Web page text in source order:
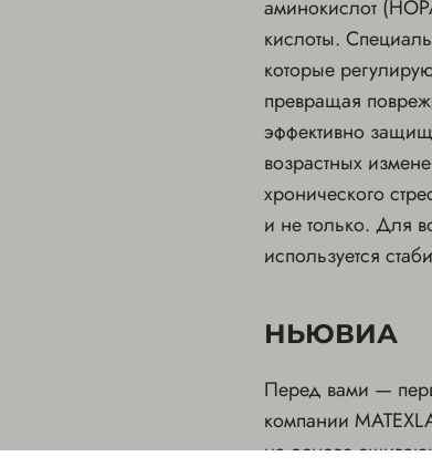
аминокислот
кислоты.
которые
превращая
эффективно
возрастных
хронического
и не только. Для
используется
НЬЮВИА
Перед вами —
компании
на основе